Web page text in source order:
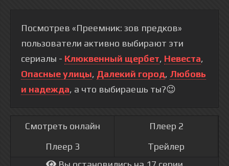
Посмотрев «Преемник: зов предков»
пользователи активно выбирают эти
сериалы - Клюквенный щербет, Невеста,
Опасные улицы, Далекий город, Любовь
и надежда, а что выбираешь ты?😉
Смотреть онлайн
Плеер 2
Плеер 3
Трейлер